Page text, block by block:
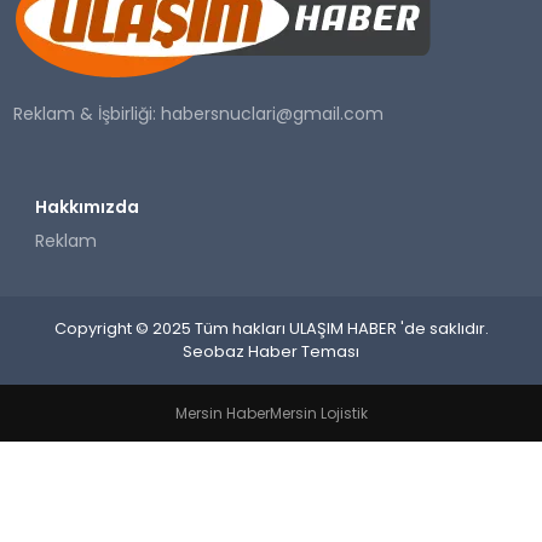
SAĞLIK
YAŞAM
Reklam & İşbirliği:habersnuclari@gmail.com
Hakkımızda
Reklam
Copyright © 2025 Tüm hakları ULAŞIM HABER 'de saklıdır.
Seobaz Haber Teması
Mersin HaberMersin Lojistik